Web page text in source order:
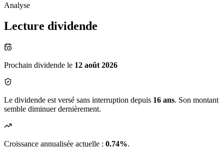
Analyse
Lecture dividende
Prochain dividende le 12 août 2026
Le dividende est versé sans interruption depuis 16 ans. Son montant
semble diminuer dernièrement.
Croissance annualisée actuelle : 0.74%.